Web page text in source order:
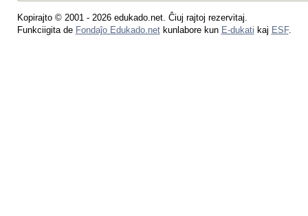
Kopirajto © 2001 - 2026 edukado.net. Ĉiuj rajtoj rezervitaj.
Funkciigita de Fondaĵo Edukado.netkunlabore kun E-dukati kaj ESF.